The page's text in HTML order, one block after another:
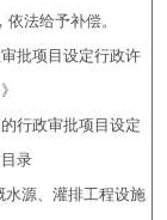
法给予补偿。
批项目设定行政许
行政审批项目设定
录
源、灌排工程设施